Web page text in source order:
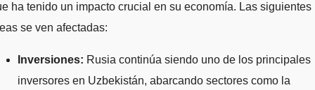
ha tenido un impacto crucial en su economía. Las siguientes
se ven afectadas:
Inversiones: Rusia continúa siendo uno de los principales
inversores en Uzbekistán, abarcando sectores como la